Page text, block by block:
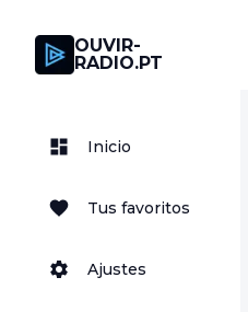
OUVIR-
RADIO.PT
Inicio
Tus favoritos
Ajustes